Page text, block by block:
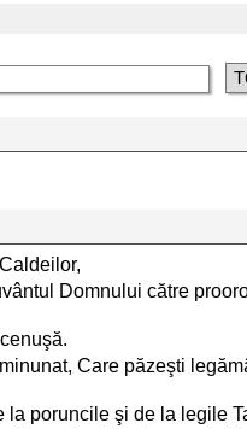
Domnului către
Care păzeşti
la poruncile şi de la legile